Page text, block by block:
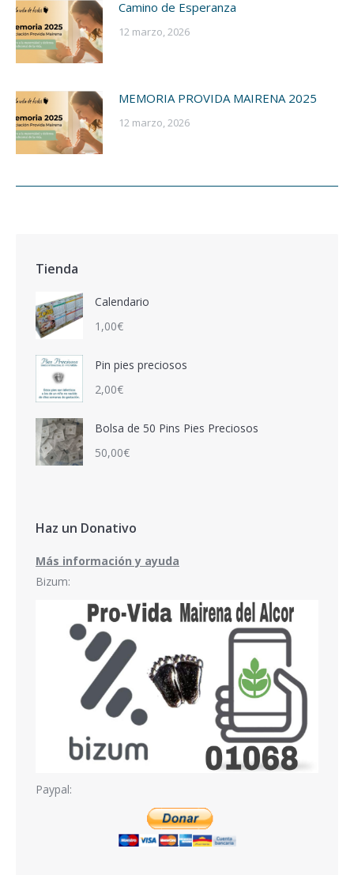
Camino de Esperanza
12 marzo, 2026
MEMORIA PROVIDA MAIRENA 2025
12 marzo, 2026
Tienda
Calendario
1,00€
Pin pies preciosos
2,00€
Bolsa de 50 Pins Pies Preciosos
50,00€
Haz un Donativo
Más información y ayuda
Bizum:
Paypal: